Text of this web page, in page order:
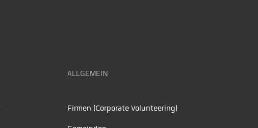
ALLGEMEIN
Firmen (Corporate Volunteering)